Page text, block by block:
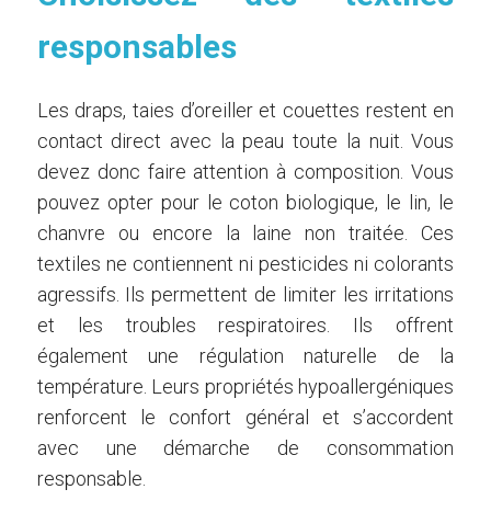
responsables
Les draps, taies d’oreiller et couettes restent en
contact direct avec la peau toute la nuit. Vous
devez donc faire attention à composition. Vous
pouvez opter pour le coton biologique, le lin, le
chanvre ou encore la laine non traitée. Ces
textiles ne contiennent ni pesticides ni colorants
agressifs. Ils permettent de limiter les irritations
et les troubles respiratoires. Ils offrent
également une régulation naturelle de la
température. Leurs propriétés hypoallergéniques
renforcent le confort général et s’accordent
avec une démarche de consommation
responsable.